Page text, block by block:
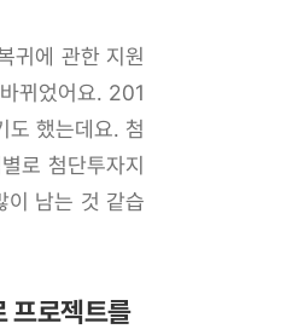
귀에 관한 지원
뀌었어요. 201
도 했는데요. 첨
로 첨단투자지
이 남는 것 같습
프로젝트를